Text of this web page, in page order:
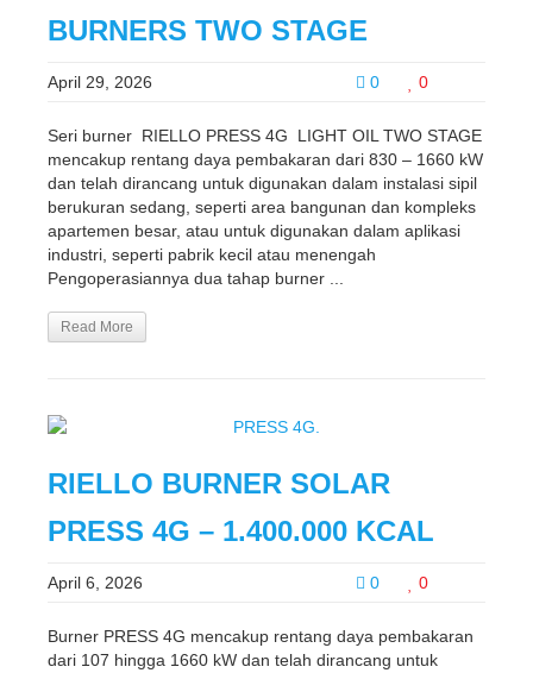
BURNERS TWO STAGE
0 0
April 29, 2026
Seri burner RIELLO PRESS 4G LIGHT OIL TWO STAGE
mencakup rentang daya pembakaran dari 830 – 1660 kW
dan telah dirancang untuk digunakan dalam instalasi sipil
berukuran sedang, seperti area bangunan dan kompleks
apartemen besar, atau untuk digunakan dalam aplikasi
industri, seperti pabrik kecil atau menengah
Pengoperasiannya dua tahap burner ...
Read More
RIELLO BURNER SOLAR
PRESS 4G – 1.400.000 KCAL
0 0
April 6, 2026
Burner PRESS 4G mencakup rentang daya pembakaran
dari 107 hingga 1660 kW dan telah dirancang untuk